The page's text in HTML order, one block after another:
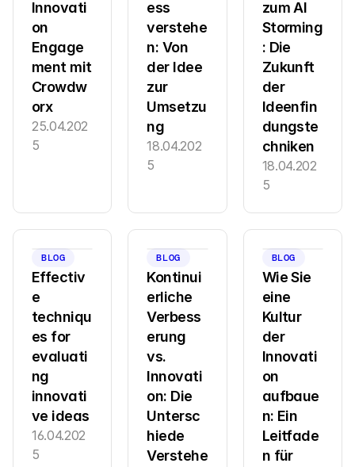
Innovati
on
Engage
ment mit
Crowdw
orx
25.04.202
5
ess
verstehe
n: Von
der Idee
zur
Umsetzu
ng
18.04.202
5
zum AI
Storming
: Die
Zukunft
der
Ideenfin
dungste
chniken
18.04.202
5
BLOG
Effectiv
e
techniqu
es for
evaluati
ng
innovati
ve ideas
16.04.202
5
BLOG
Kontinui
erliche
Verbess
erung
vs.
Innovati
on: Die
Untersc
hiede
Verstehe
BLOG
Wie Sie
eine
Kultur
der
Innovati
on
aufbaue
n: Ein
Leitfade
n für